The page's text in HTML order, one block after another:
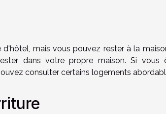
mais vous pouvez rester à la
dans votre propre maison. Si vous
consulter certains logements